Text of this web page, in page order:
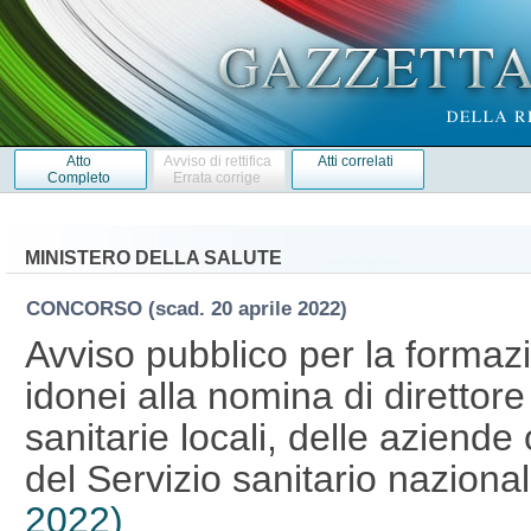
Atto
Completo
Avviso di rettifica
Errata corrige
Atti correlati
MINISTERO DELLA SALUTE
CONCORSO (scad. 20 aprile 2022)
Avviso pubblico per la
idonei alla nomina di
sanitarie locali, delle
del Servizio sanitario
2022)